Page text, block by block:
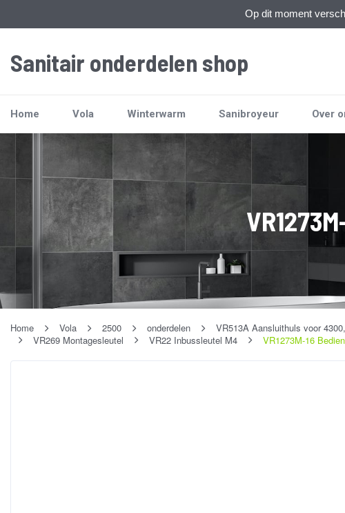
Op dit moment
Sanitair onderdelen shop
Home Vola Winterwarm Sanibroyeur Over
Home Vola 2500 onderdelen VR513A Aansluithuls voor
VR269 Montagesleutel
VR22 Inbussleutel M4 VR1273M-16